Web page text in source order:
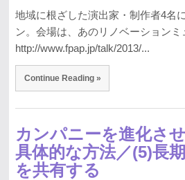
地域に根ざした演出家・制作者4名
ン。会場は、あのリノベーションミ
http://www.fpap.jp/talk/2013/...
Continue Reading »
カンパニーを進化さ
具体的な方法／(5)長
を共有する